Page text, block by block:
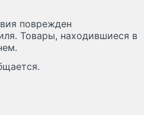
поврежден
Товары, находившиеся в